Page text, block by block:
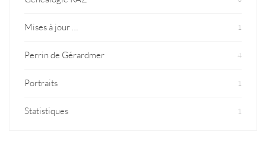
Mises à jour … 1
Perrin de Gérardmer 4
Portraits 1
Statistiques 1